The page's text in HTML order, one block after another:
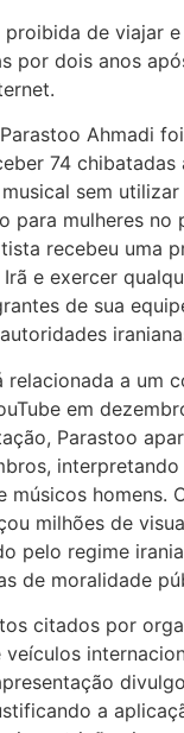
de viajar
por dois anos
Parastoo Ahmadi
74 chibatadas
sem
para mulheres no
recebeu uma
e exercer
de sua
relacionada a um
em
Parastoo
interpretando
músicos homens.
milhões de
pelo regime
de moralidade
citados por
a